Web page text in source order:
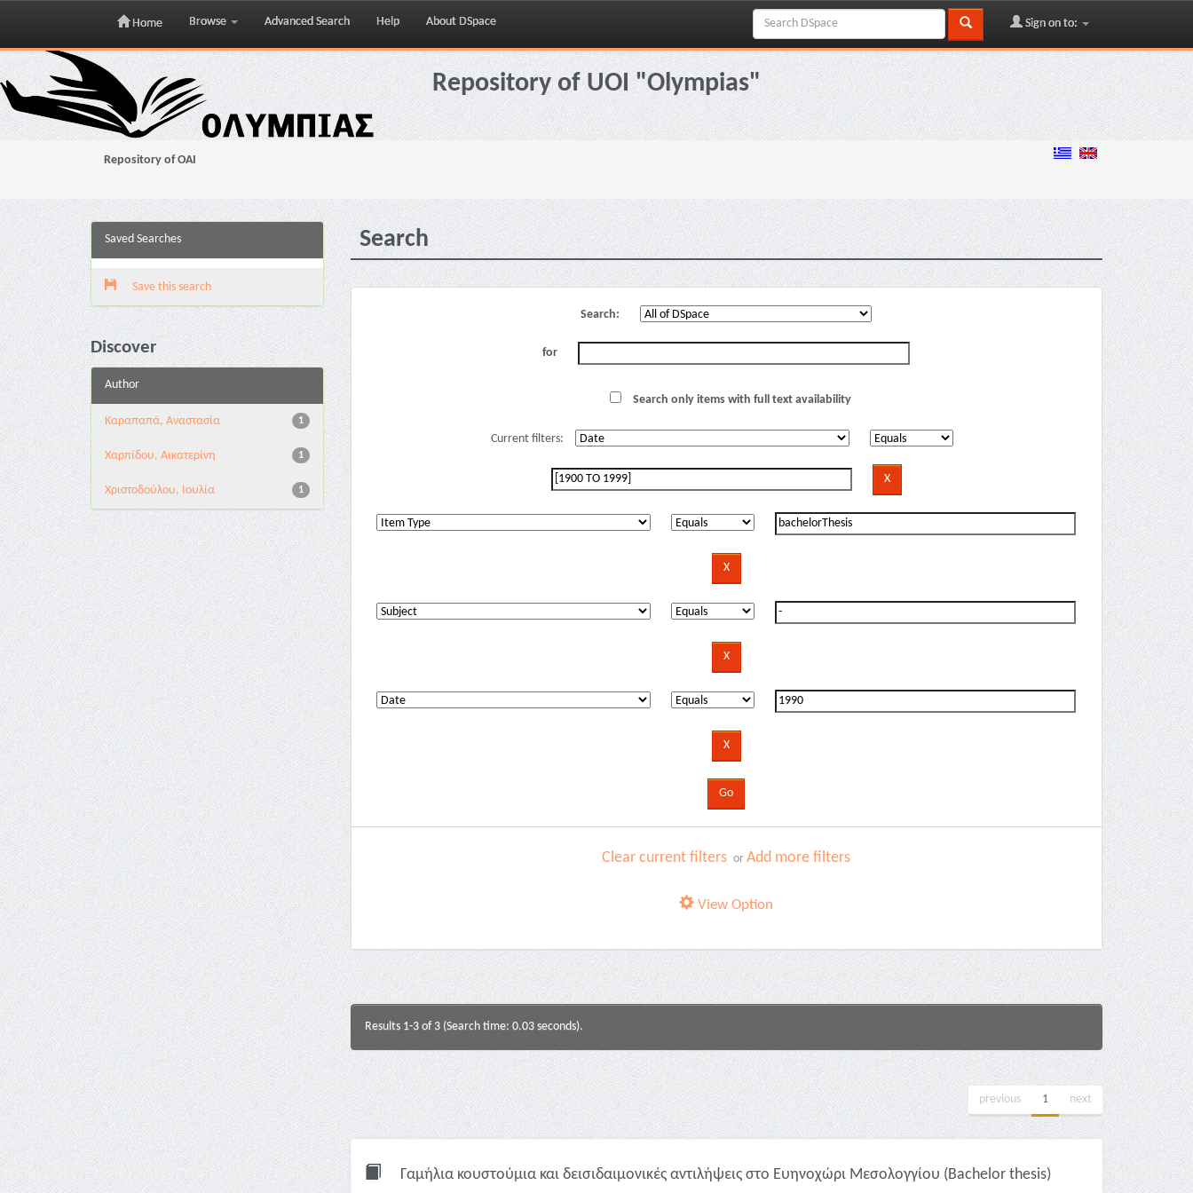
Skip
navigation
Home Browse Advanced Search Help About DSpace Sign on to:
Repository of UOI "Olympias"
Repository of OAI
Saved Searches
Save this search
Discover
Author
1
Καραπαπά, Αναστασία
1
Χαρπίδου, Αικατερίνη
1
Χριστοδούλου, Ιουλία
Search
Search:
for
Search only items with full text availability
Current filters:
Clear current filters orAdd more filters
View Option
Results 1-3 of 3 (Search time: 0.03 seconds).
previous 1 next
Γαμήλια κουστούμια και δεισιδαιμονικές αντιλήψεις στο Ευηνοχώρι Μεσολογγίου (Bachelor thesis)